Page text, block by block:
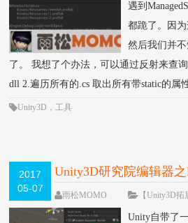
遇到
都跪了。因
然后我们并
了。 我想了个办法，可以通过反射来查
dll 2.遍历所有的.cs 取出所有带static的属
Unity3D ，工具
2017
05-07
Unity3D研究院编辑器
八）
雨松MOMO 【Unity3D拓
次
留下评论
Unity自带了